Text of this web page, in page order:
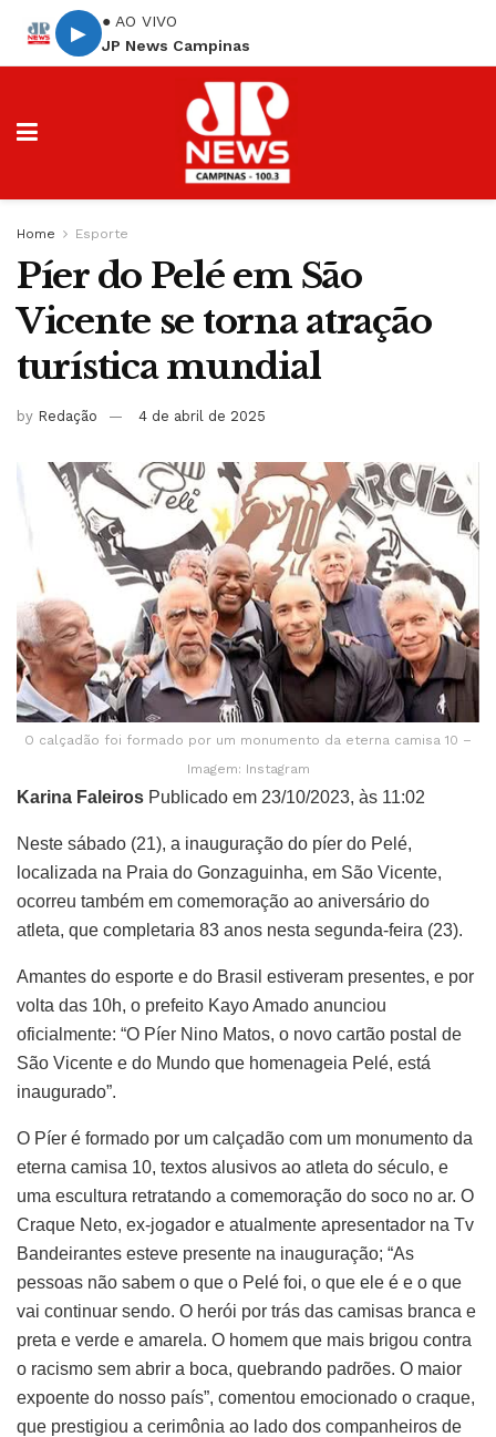
▶
● AO VIVO
JP News Campinas
Home Esporte
Píer do Pelé em São
Vicente se torna atração
turística mundial
by Redação 4 de abril de 2025
O calçadão foi formado por um monumento da eterna camisa 10 –
Imagem: Instagram
Karina Faleiros Publicado em 23/10/2023, às 11:02
Neste sábado (21), a inauguração do píer do Pelé,
localizada na Praia do Gonzaguinha, em São Vicente,
ocorreu também em comemoração ao aniversário do
atleta, que completaria 83 anos nesta segunda-feira (23).
Amantes do esporte e do Brasil estiveram presentes, e por
volta das 10h, o prefeito Kayo Amado anunciou
oficialmente: “O Píer Nino Matos, o novo cartão postal de
São Vicente e do Mundo que homenageia Pelé, está
inaugurado”.
O Píer é formado por um calçadão com um monumento da
eterna camisa 10, textos alusivos ao atleta do século, e
uma escultura retratando a comemoração do soco no ar. O
Craque Neto, ex-jogador e atualmente apresentador na Tv
Bandeirantes esteve presente na inauguração; “As
pessoas não sabem o que o Pelé foi, o que ele é e o que
vai continuar sendo. O herói por trás das camisas branca e
preta e verde e amarela. O homem que mais brigou contra
o racismo sem abrir a boca, quebrando padrões. O maior
expoente do nosso país”, comentou emocionado o craque,
que prestigiou a cerimônia ao lado dos companheiros de